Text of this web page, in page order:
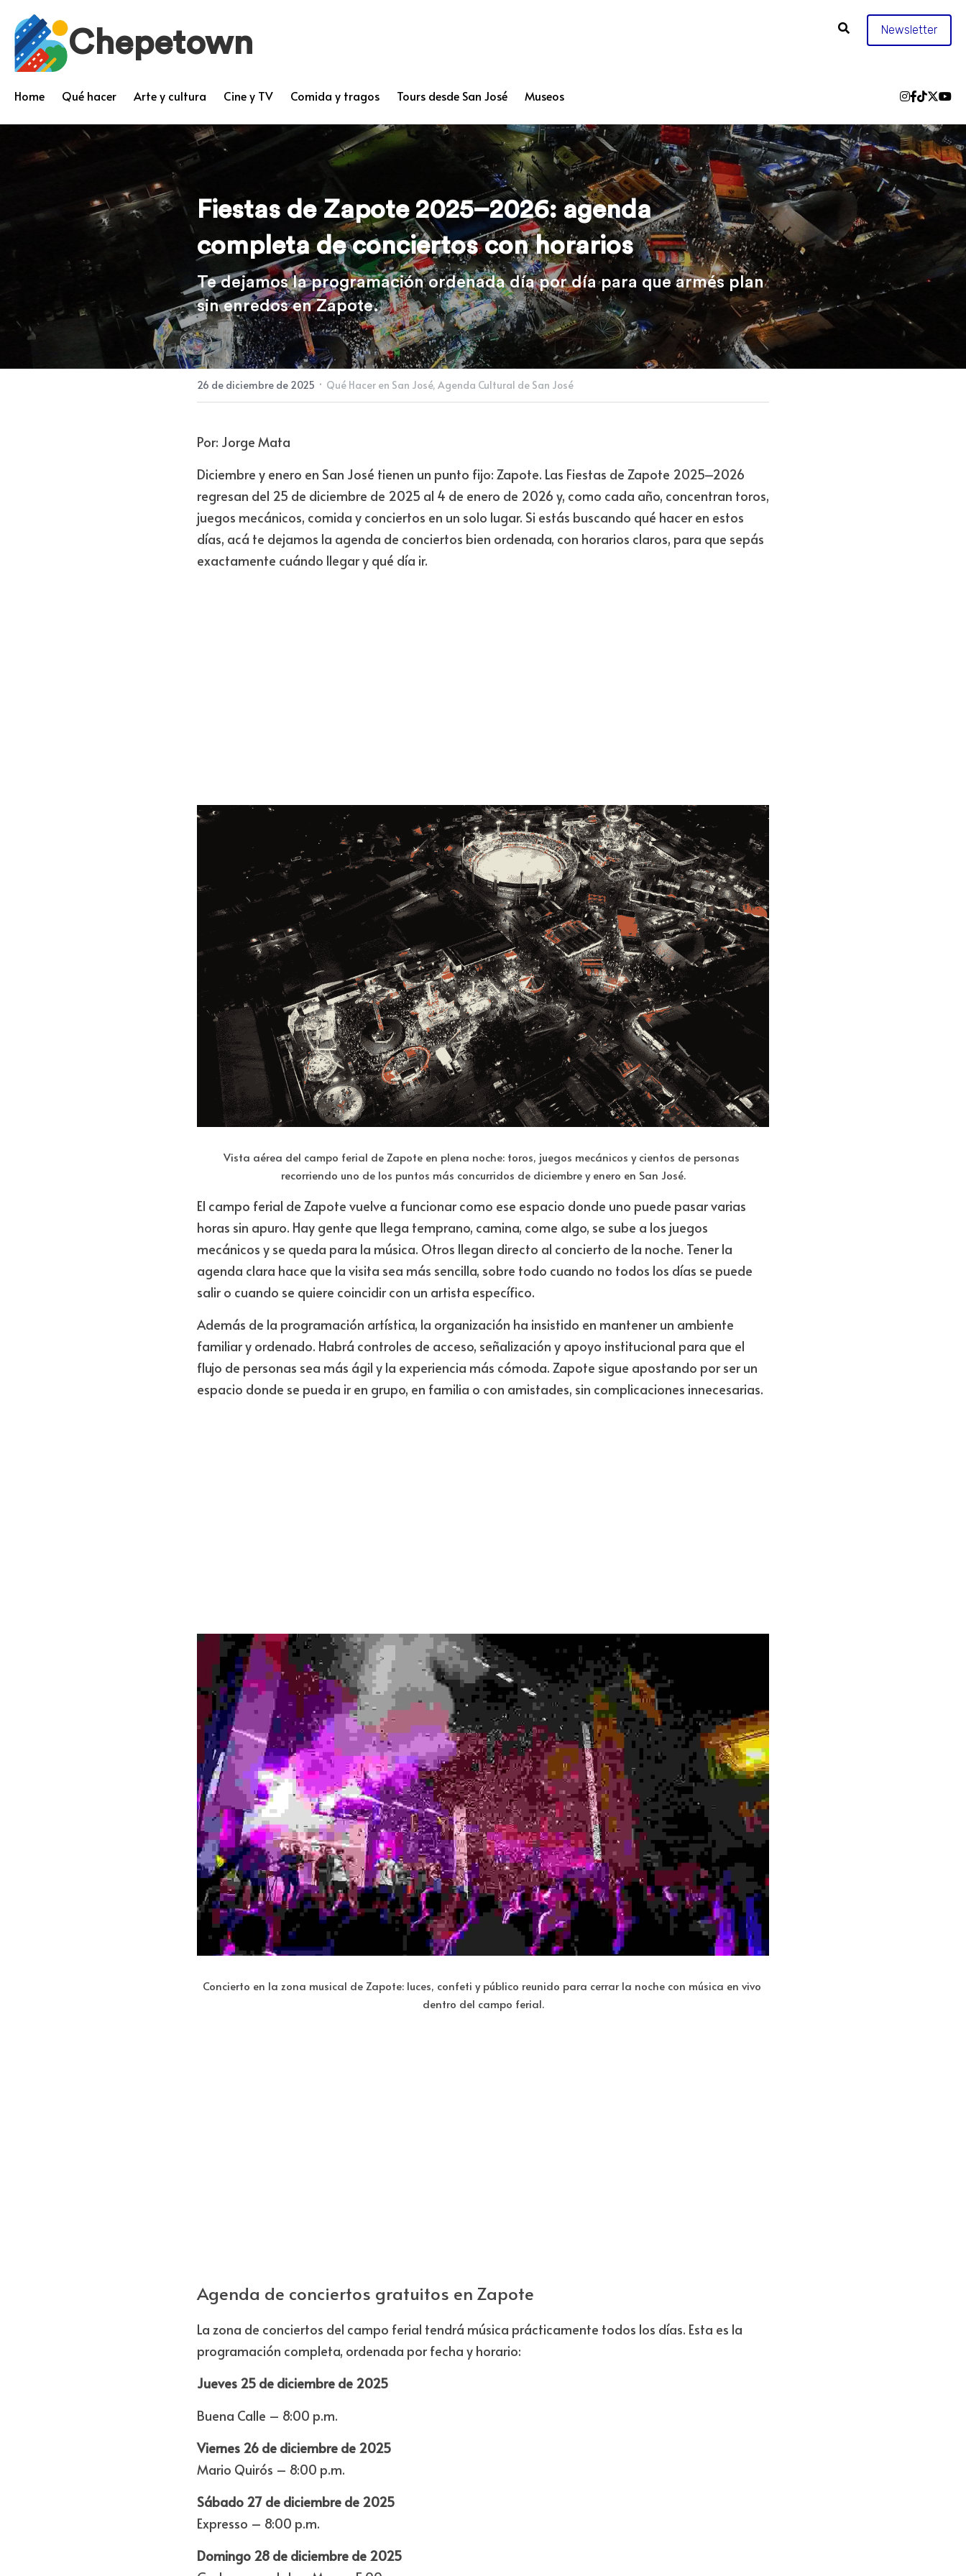
Chepetown Newsletter
Home Qué hacer Arte y cultura Cine y TV Comida y tragos Tours desde San José Museos
Fiestas de Zapote 2025–2026: agenda
completa de conciertos con horarios
Te dejamos la programación ordenada día por día para que armés plan
sin enredos en Zapote.
26 de diciembre de 2025 · Qué Hacer en San José, Agenda Cultural de San José
Por: Jorge Mata
Diciembre y enero en San José tienen un punto fijo: Zapote. Las Fiestas de Zapote 2025–2026
regresan del 25 de diciembre de 2025 al 4 de enero de 2026 y, como cada año, concentran toros,
juegos mecánicos, comida y conciertos en un solo lugar. Si estás buscando qué hacer en estos
días, acá te dejamos la agenda de conciertos bien ordenada, con horarios claros, para que sepás
exactamente cuándo llegar y qué día ir.
Vista aérea del campo ferial de Zapote en plena noche: toros, juegos mecánicos y cientos de personas
recorriendo uno de los puntos más concurridos de diciembre y enero en San José.
El campo ferial de Zapote vuelve a funcionar como ese espacio donde uno puede pasar varias
horas sin apuro. Hay gente que llega temprano, camina, come algo, se sube a los juegos
mecánicos y se queda para la música. Otros llegan directo al concierto de la noche. Tener la
agenda clara hace que la visita sea más sencilla, sobre todo cuando no todos los días se puede
salir o cuando se quiere coincidir con un artista específico.
Además de la programación artística, la organización ha insistido en mantener un ambiente
familiar y ordenado. Habrá controles de acceso, señalización y apoyo institucional para que el
flujo de personas sea más ágil y la experiencia más cómoda. Zapote sigue apostando por ser un
espacio donde se pueda ir en grupo, en familia o con amistades, sin complicaciones innecesarias.
Concierto en la zona musical de Zapote: luces, confeti y público reunido para cerrar la noche con música en vivo
dentro del campo ferial.
Agenda de conciertos gratuitos en Zapote
La zona de conciertos del campo ferial tendrá música prácticamente todos los días. Esta es la
programación completa, ordenada por fecha y horario:
Jueves 25 de diciembre de 2025
Buena Calle – 8:00 p.m.
Viernes 26 de diciembre de 2025
Mario Quirós – 8:00 p.m.
Sábado 27 de diciembre de 2025
Expresso – 8:00 p.m.
Domingo 28 de diciembre de 2025